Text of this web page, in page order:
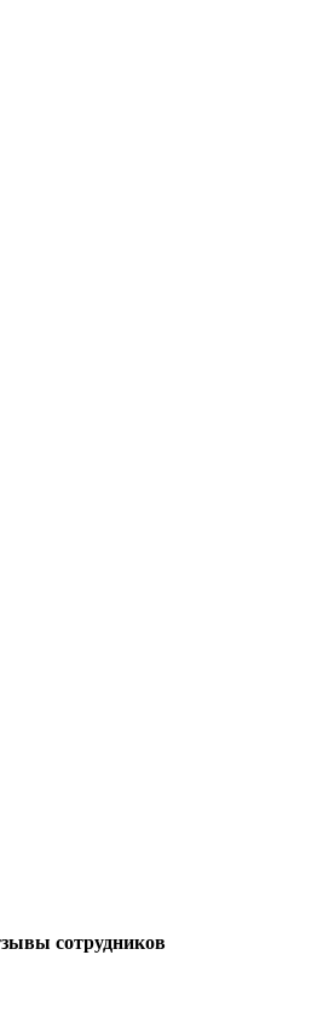
сотрудников